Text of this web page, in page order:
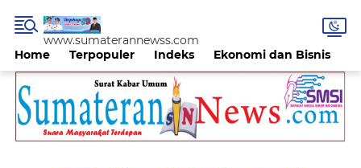
Home Terpopuler Indeks Ekonomi dan Bisnis
www.sumaterannewss.com